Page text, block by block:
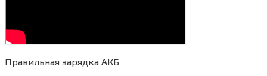
Правильная зарядка АКБ